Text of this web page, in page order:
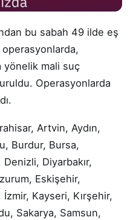
bu sabah 49 ilde eş
yönelik mali suç
Operasyonlarda
Artvin, Aydın,
Burdur, Bursa,
Denizli, Diyarbakır,
Eskişehir,
Kayseri, Kırşehir,
Sakarya, Samsun,